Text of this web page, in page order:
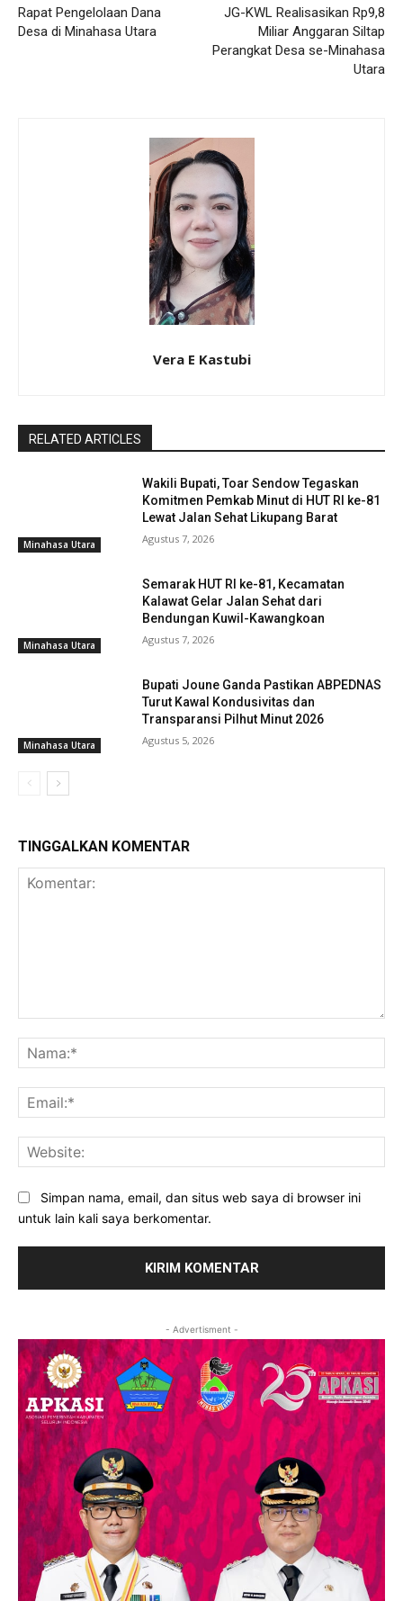
Rapat Pengelolaan Dana
Desa di Minahasa Utara
JG-KWL Realisasikan Rp9,8
Miliar Anggaran Siltap
Perangkat Desa se-Minahasa
Utara
Vera E Kastubi
RELATED ARTICLES
Minahasa Utara
Wakili Bupati, Toar Sendow Tegaskan
Komitmen Pemkab Minut di HUT RI ke-81
Lewat Jalan Sehat Likupang Barat
Agustus 7, 2026
Minahasa Utara
Semarak HUT RI ke-81, Kecamatan
Kalawat Gelar Jalan Sehat dari
Bendungan Kuwil-Kawangkoan
Agustus 7, 2026
Minahasa Utara
Bupati Joune Ganda Pastikan ABPEDNAS
Turut Kawal Kondusivitas dan
Transparansi Pilhut Minut 2026
Agustus 5, 2026
TINGGALKAN KOMENTAR
Simpan nama, email, dan situs web saya di browser ini
untuk lain kali saya berkomentar.
- Advertisment -